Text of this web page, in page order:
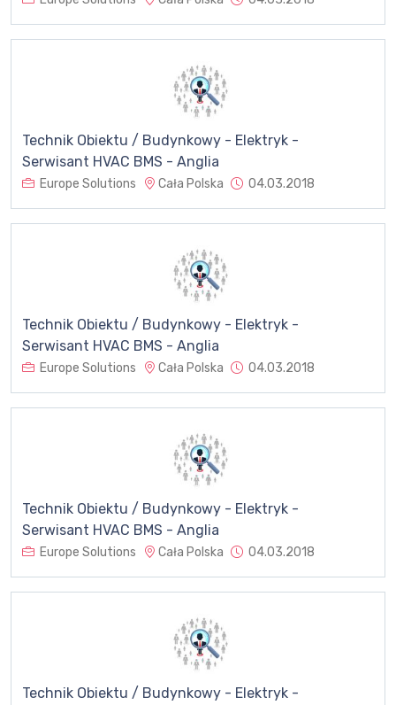
Technik Obiektu / Budynkowy - Elektryk -
Serwisant HVAC BMS - Anglia
Europe Solutions Cała Polska 04.03.2018
Technik Obiektu / Budynkowy - Elektryk -
Serwisant HVAC BMS - Anglia
Europe Solutions Cała Polska 04.03.2018
Technik Obiektu / Budynkowy - Elektryk -
Serwisant HVAC BMS - Anglia
Europe Solutions Cała Polska 04.03.2018
Technik Obiektu / Budynkowy - Elektryk -